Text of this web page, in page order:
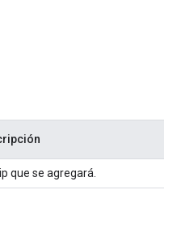
que se agregará.